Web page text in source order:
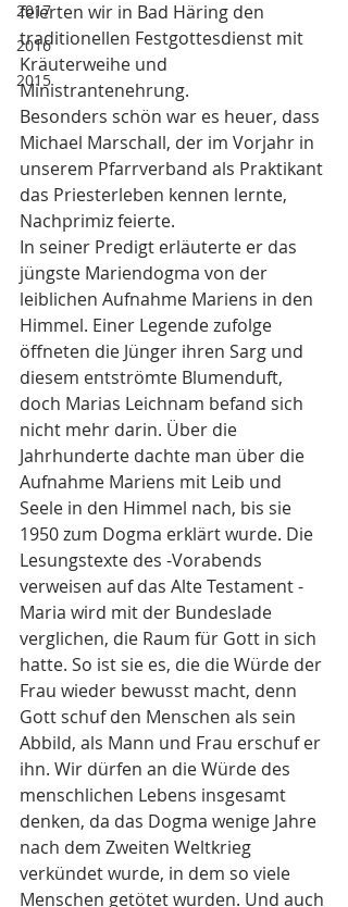
2017
2016
2015
feierten wir in Bad Häring den
traditionellen Festgottesdienst mit
Kräuterweihe und
Ministrantenehrung.
Besonders schön war es heuer, dass
Michael Marschall, der im Vorjahr in
unserem Pfarrverband als Praktikant
das Priesterleben kennen lernte,
Nachprimiz feierte.
In seiner Predigt erläuterte er das
jüngste Mariendogma von der
leiblichen Aufnahme Mariens in den
Himmel. Einer Legende zufolge
öffneten die Jünger ihren Sarg und
diesem entströmte Blumenduft,
doch Marias Leichnam befand sich
nicht mehr darin. Über die
Jahrhunderte dachte man über die
Aufnahme Mariens mit Leib und
Seele in den Himmel nach, bis sie
1950 zum Dogma erklärt wurde. Die
Lesungstexte des -Vorabends
verweisen auf das Alte Testament -
Maria wird mit der Bundeslade
verglichen, die Raum für Gott in sich
hatte. So ist sie es, die die Würde der
Frau wieder bewusst macht, denn
Gott schuf den Menschen als sein
Abbild, als Mann und Frau erschuf er
ihn. Wir dürfen an die Würde des
menschlichen Lebens insgesamt
denken, da das Dogma wenige Jahre
nach dem Zweiten Weltkrieg
verkündet wurde, in dem so viele
Menschen getötet wurden. Und auch